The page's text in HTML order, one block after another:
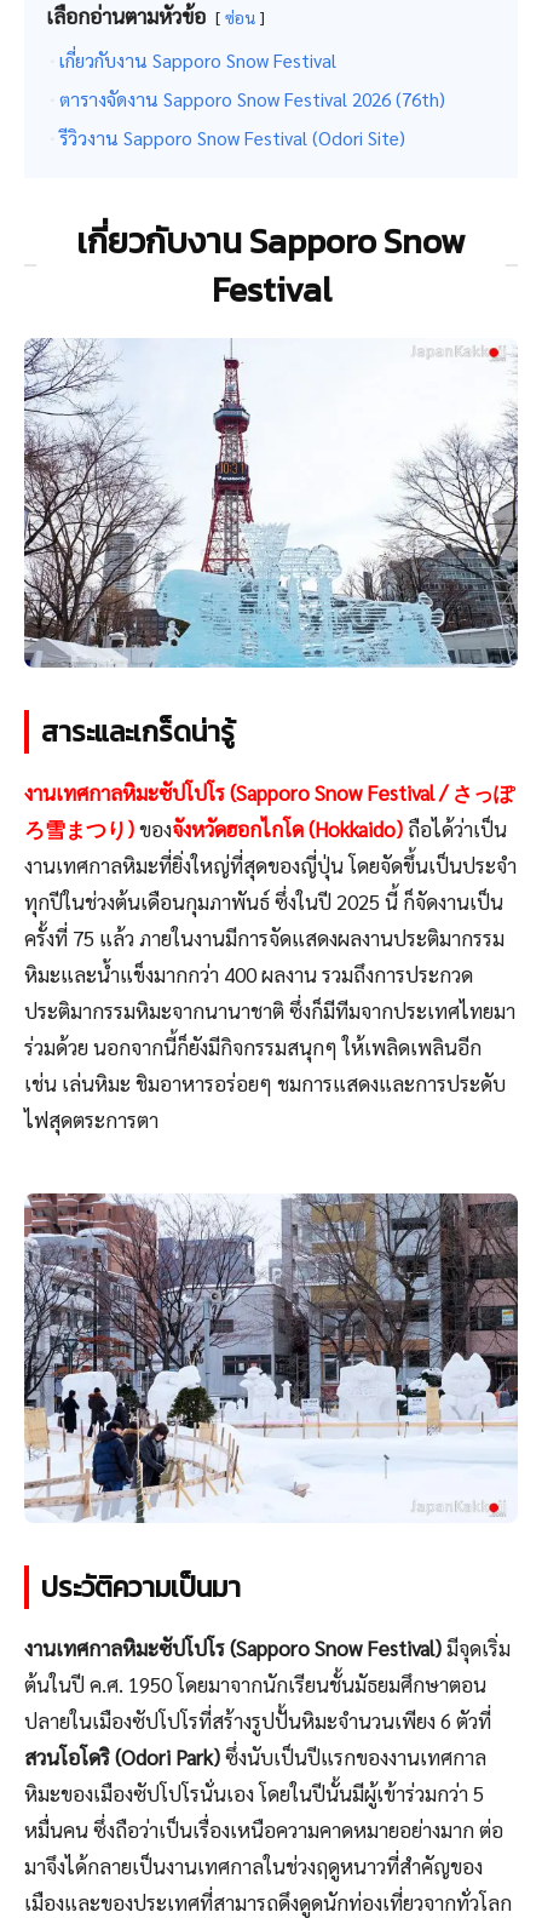
เลือกอ่านตามหัวข้อ ซ่อน
เกี่ยวกับงาน Sapporo Snow Festival
ตารางจัดงาน Sapporo Snow Festival 2026 (76th)
รีวิวงาน Sapporo Snow Festival (Odori Site)
เกี่ยวกับงาน Sapporo Snow
Festival
สาระและเกร็ดน่ารู้
งานเทศกาลหิมะซัปโปโร (Sapporo Snow Festival / さっぽ
ろ雪まつり)ของจังหวัดฮอกไกโด (Hokkaido) ถือได้ว่าเป็น
งานเทศกาลหิมะที่ยิ่งใหญ่ที่สุดของญี่ปุ่น โดยจัดขึ้นเป็นประจำ
ทุกปีในช่วงต้นเดือนกุมภาพันธ์ ซึ่งในปี 2025 นี้ ก็จัดงานเป็น
ครั้งที่ 75 แล้ว ภายในงานมีการจัดแสดงผลงานประติมากรรม
หิมะและน้ำแข็งมากกว่า 400 ผลงาน รวมถึงการประกวด
ประติมากรรมหิมะจากนานาชาติ ซึ่งก็มีทีมจากประเทศไทยมา
ร่วมด้วย นอกจากนี้ก็ยังมีกิจกรรมสนุกๆ ให้เพลิดเพลินอีก
เช่น เล่นหิมะ ชิมอาหารอร่อยๆ ชมการแสดงและการประดับ
ไฟสุดตระการตา
ประวัติความเป็นมา
งานเทศกาลหิมะซัปโปโร (Sapporo Snow Festival)มีจุดเริ่ม
ต้นในปี ค.ศ. 1950 โดยมาจากนักเรียนชั้นมัธยมศึกษาตอน
ปลายในเมืองซัปโปโรที่สร้างรูปปั้นหิมะจำนวนเพียง 6 ตัวที่
สวนโอโดริ (Odori Park)ซึ่งนับเป็นปีแรกของงานเทศกาล
หิมะของเมืองซัปโปโรนั่นเอง โดยในปีนั้นมีผู้เข้าร่วมกว่า 5
หมื่นคน ซึ่งถือว่าเป็นเรื่องเหนือความคาดหมายอย่างมาก ต่อ
มาจึงได้กลายเป็นงานเทศกาลในช่วงฤดูหนาวที่สำคัญของ
เมืองและของประเทศที่สามารถดึงดูดนักท่องเที่ยวจากทั่วโลก